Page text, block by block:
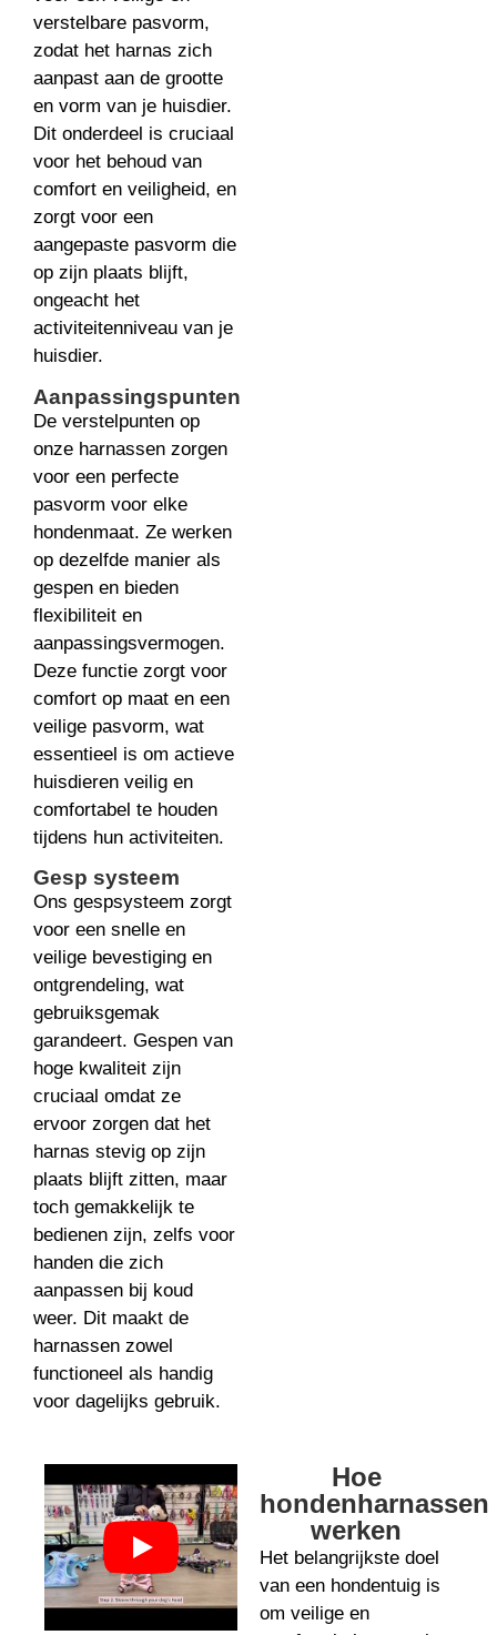
verstelbare pasvorm,
zodat het harnas zich
aanpast aan de grootte
en vorm van je huisdier.
Dit onderdeel is cruciaal
voor het behoud van
comfort en veiligheid, en
zorgt voor een
aangepaste pasvorm die
op zijn plaats blijft,
ongeacht het
activiteitenniveau van je
huisdier.
Aanpassingspunten
De verstelpunten op
onze harnassen zorgen
voor een perfecte
pasvorm voor elke
hondenmaat. Ze werken
op dezelfde manier als
gespen en bieden
flexibiliteit en
aanpassingsvermogen.
Deze functie zorgt voor
comfort op maat en een
veilige pasvorm, wat
essentieel is om actieve
huisdieren veilig en
comfortabel te houden
tijdens hun activiteiten.
Gesp systeem
Ons gespsysteem zorgt
voor een snelle en
veilige bevestiging en
ontgrendeling, wat
gebruiksgemak
garandeert. Gespen van
hoge kwaliteit zijn
cruciaal omdat ze
ervoor zorgen dat het
harnas stevig op zijn
plaats blijft zitten, maar
toch gemakkelijk te
bedienen zijn, zelfs voor
handen die zich
aanpassen bij koud
weer. Dit maakt de
harnassen zowel
functioneel als handig
voor dagelijks gebruik.
Hoe
hondenharnassen
werken
Het belangrijkste doel
van een hondentuig is
om veilige en